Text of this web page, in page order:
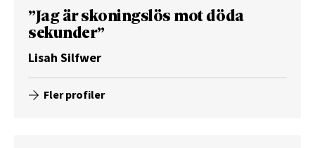
”Jag är skoningslös mot döda
sekunder”
Lisah Silfwer
Fler profiler